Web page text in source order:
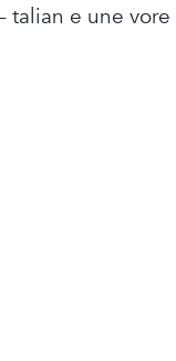
talian e une